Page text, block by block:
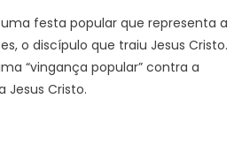
festa popular que representa a
o discípulo que traiu Jesus Cristo.
“vingança popular” contra a
Jesus Cristo.